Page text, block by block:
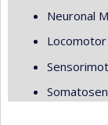
Neuronal